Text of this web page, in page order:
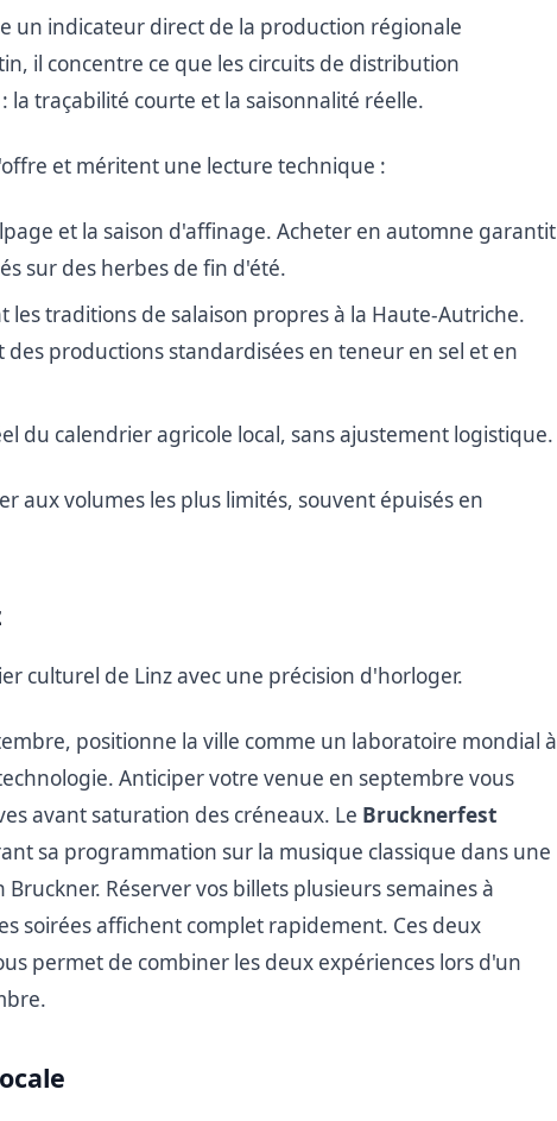
un indicateur direct de la production régionale
il concentre ce que les circuits de distribution
traçabilité courte et la saisonnalité réelle.
et méritent une lecture technique :
et la saison d'affinage. Acheter en automne garantit
sur des herbes de fin d'été.
les traditions de salaison propres à la Haute-Autriche.
productions standardisées en teneur en sel et en
du calendrier agricole local, sans ajustement logistique.
volumes les plus limités, souvent épuisés en
culturel de Linz avec une précision d'horloger.
positionne la ville comme un laboratoire mondial à
Anticiper votre venue en septembre vous
avant saturation des créneaux. Le Brucknerfest
sa programmation sur la musique classique dans une
Réserver vos billets plusieurs semaines à
soirées affichent complet rapidement. Ces deux
permet de combiner les deux expériences lors d'un